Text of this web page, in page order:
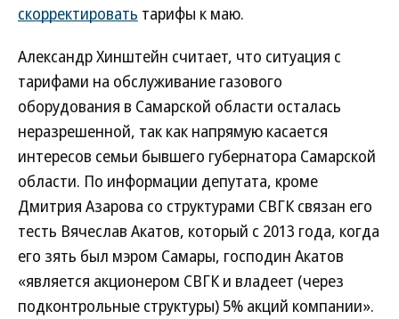
скорректировать тарифы к маю.
Александр Хинштейн считает, что ситуация с
тарифами на обслуживание газового
оборудования в Самарской области осталась
неразрешенной, так как напрямую касается
интересов семьи бывшего губернатора Самарской
области. По информации депутата, кроме
Дмитрия Азарова со структурами СВГК связан его
тесть Вячеслав Акатов, который с 2013 года, когда
его зять был мэром Самары, господин Акатов
«является акционером СВГК и владеет (через
подконтрольные структуры) 5% акций компании».